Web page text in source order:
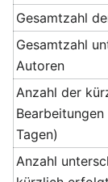
Gesamtzahl
Gesamtzahl
Autoren
Anzahl der
Tagen)
Anzahl